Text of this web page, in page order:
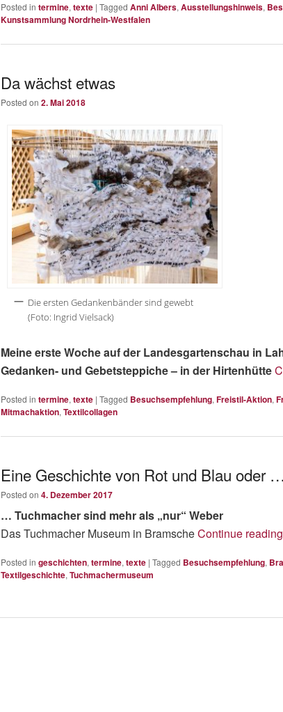
Posted in termine, texte | Tagged Anni Albers, Ausstellungshinweis,
Kunstsammlung Nordrhein-Westfalen
Da wächst etwas
Posted on 2. Mai 2018
Die ersten Gedankenbänder sind gewebt
(Foto: Ingrid Vielsack)
Meine erste Woche auf der Landesgartenschau in
Gedanken- und Gebetsteppiche – in der Hirtenhütte
Posted in termine,texte | Tagged Besuchsempfehlung,Freistil-Aktion,
Mitmachaktion,Textilcollagen
Eine Geschichte von Rot und Blau oder …
Posted on 4. Dezember 2017
… Tuchmacher sind mehr als „nur“ Weber
Das Tuchmacher Museum in BramscheContinue reading
Posted in geschichten, termine, texte | Tagged Besuchsempfehlung,
Textilgeschichte, Tuchmachermuseum